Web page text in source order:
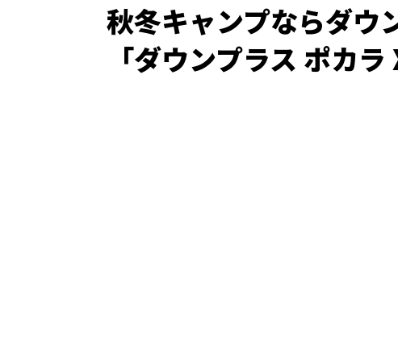
秋冬キャンプならダウ
「ダウンプラス ポカラ